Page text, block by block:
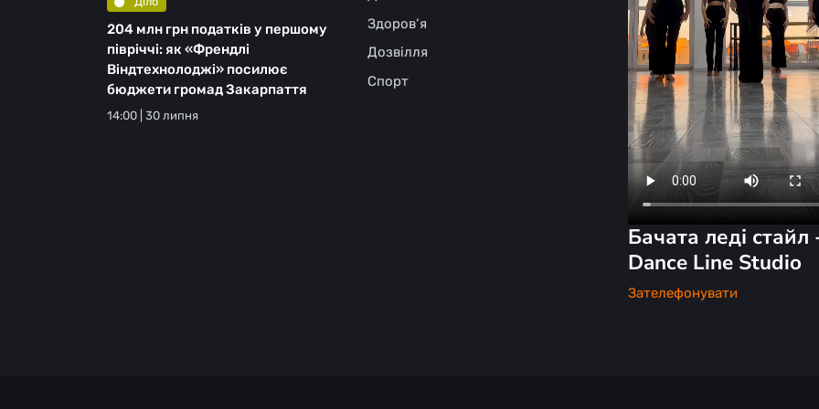
204 млн грн податків у першому
півріччі: як «Френдлі
Віндтехнолоджі» посилює
бюджети громад Закарпаття
14:00 | 30 липня
Здоров‘я
Дозвілля
Спорт
Бачата леді стайл
Dance Line Studio
Зателефонувати